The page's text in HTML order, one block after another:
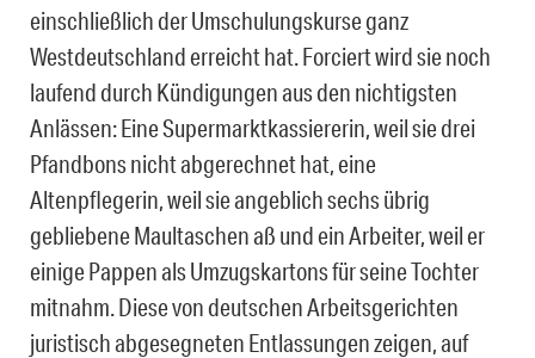
einschließlich der Umschulungskurse ganz
Westdeutschland erreicht hat. Forciert wird sie noch
laufend durch Kündigungen aus den nichtigsten
Anlässen: Eine Supermarktkassiererin, weil sie drei
Pfandbons nicht abgerechnet hat, eine
Altenpflegerin, weil sie angeblich sechs übrig
gebliebene Maultaschen aß und ein Arbeiter, weil er
einige Pappen als Umzugskartons für seine Tochter
mitnahm. Diese von deutschen Arbeitsgerichten
juristisch abgesegneten Entlassungen zeigen, auf